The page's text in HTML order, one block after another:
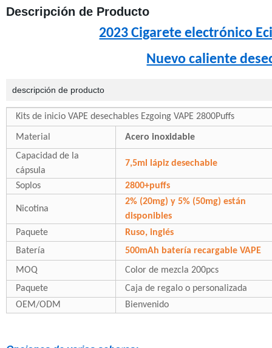
Descripción de Producto
2023 Cigarete electrónico
Nuevo caliente
descripción de producto
Kits de inicio VAPE desechables Ezgoing VAPE 2800Puffs
Material
Acero inoxidable
Capacidad de la
cápsula
7,5ml lápiz desechable
Soplos 2800+puffs
Nicotina
2% (20mg) y 5% (50mg) están
disponibles
Paquete
Ruso, inglés
Batería
500mAh batería recargable VAPE
MOQ
Color de mezcla 200pcs
Paquete
Caja de regalo o personalizada
OEM/ODM
Bienvenido